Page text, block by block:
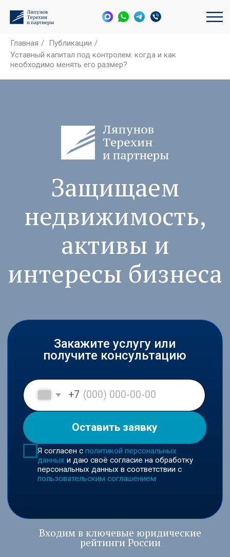
Главная / Публикации /
Уставный капитал под контролем: когда и как
необходимо менять его размер?
Входим в ключевые юридические
рейтинги России
Защищаем
недвижимость,
активы и
интересы бизнеса
+7
Я согласен сполитикой персональных
пользовательским соглашением
Закажите услугу или
получите консультацию